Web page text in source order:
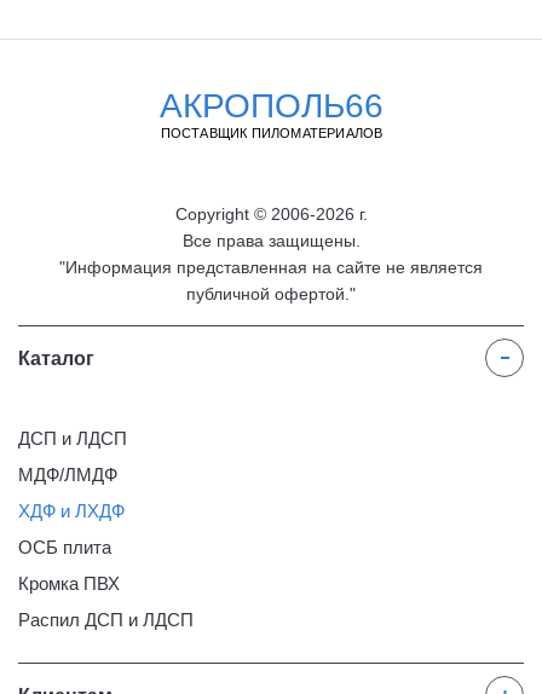
АКРОПОЛЬ66
ПОСТАВЩИК ПИЛОМАТЕРИАЛОВ
Copyright © 2006-2026 г.
Все права защищены.
"Информация представленная на сайте не является
публичной офертой."
Каталог
ДСП и ЛДСП
МДФ/ЛМДФ
ХДФ и ЛХДФ
ОСБ плита
Кромка ПВХ
Распил ДСП и ЛДСП